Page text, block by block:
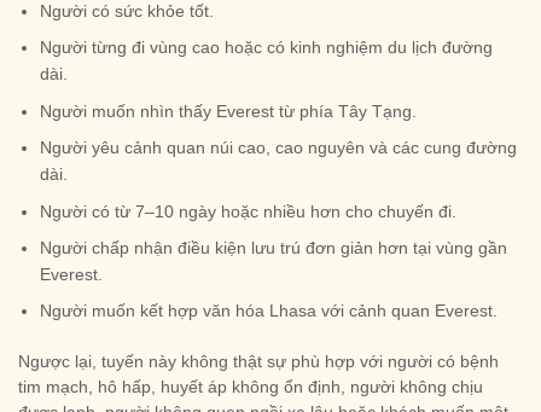
Người có sức khỏe tốt.
Người từng đi vùng cao hoặc có kinh nghiệm du lịch đường
dài.
Người muốn nhìn thấy Everest từ phía Tây Tạng.
Người yêu cảnh quan núi cao, cao nguyên và các cung đường
dài.
Người có từ 7–10 ngày hoặc nhiều hơn cho chuyến đi.
Người chấp nhận điều kiện lưu trú đơn giản hơn tại vùng gần
Everest.
Người muốn kết hợp văn hóa Lhasa với cảnh quan Everest.
Ngược lại, tuyến này không thật sự phù hợp với người có bệnh
tim mạch, hô hấp, huyết áp không ổn định, người không chịu